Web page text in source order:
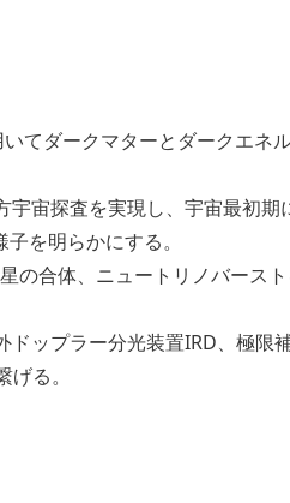
てダークマターとダークエネ
宙探査を実現し、宇宙最初
を明らかにする。
の合体、ニュートリノバース
ップラー分光装置IRD、極限
る。